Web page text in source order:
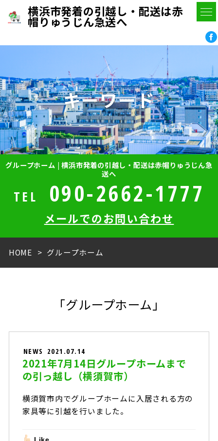
横浜市発着の引越し・配送は赤
帽りゅうじん急送へ
キーワード
グループホーム | 横浜市発着の引越し・配送は赤帽りゅうじん急
送へ
TEL 090-2662-1777
メールでのお問い合わせ
HOME グループホーム
「グループホーム」
NEWS 2021.07.14
2021年7月14日グループホームまで
の引っ越し（横須賀市）
横須賀市内でグループホームに入居される方の
家具等に引越を行いました。